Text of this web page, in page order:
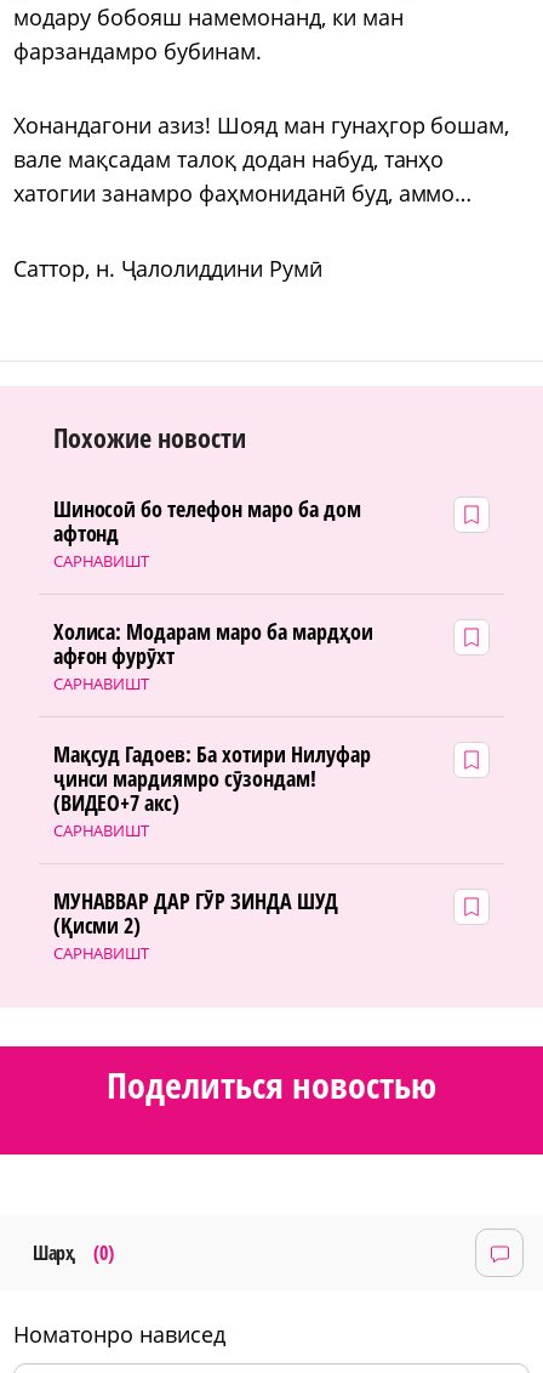
модару бобояш намемонанд, ки ман
фарзандамро бубинам.
Хонандагони азиз! Шояд ман гунаҳгор бошам,
вале мақсадам талоқ додан набуд, танҳо
хатогии занамро фаҳмониданӣ буд, аммо…
Саттор, н. Ҷалолиддини Румӣ
Похожие новости
САРНАВИШТ
Шиносоӣ бо телефон маро ба дом
афтонд
САРНАВИШТ
Холиса: Модарам маро ба мардҳои
афғон фурӯхт
САРНАВИШТ
Мақсуд Гадоев: Ба хотири Нилуфар
ҷинси мардиямро сӯзондам!
(ВИДЕО+7 акс)
САРНАВИШТ
МУНАВВАР ДАР ГӮР ЗИНДА ШУД
(Қисми 2)
Поделиться новостью
Шарҳ (0)
номатонро нависед